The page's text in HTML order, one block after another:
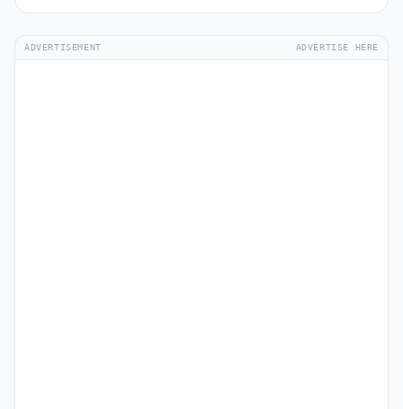
ADVERTISEMENT ADVERTISE HERE